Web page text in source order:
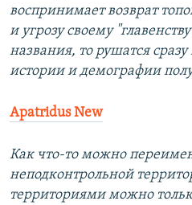
воспринимает возврат
и угрозу своему
названия, то рушатся
истории и демографии
Apatridus New
Как что-то можно
неподконтрольной
территориями можно